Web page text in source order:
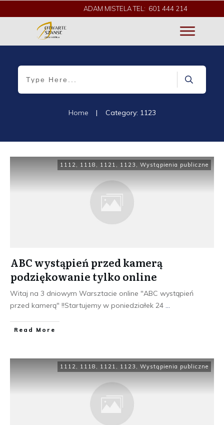
ADAM MISTELA TEL: 601 444 214
Home | Category: 1123
1112, 1118 , 1121 , 1123 , Wystąpienia publiczne
ABC wystąpień przed kamerą
podziękowanie tylko online
Witaj na 3 dniowym Warsztacie online "ABC wystąpień
przed kamerą" !!Startujemy w poniedziałek 24 ...
​Read More
1112, 1118 , 1121 , 1123 , Wystąpienia publiczne